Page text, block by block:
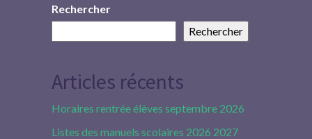
Rechercher
Rechercher
Articles récents
Horaires rentrée élèves septembre 2026
Listes des manuels scolaires 2026 2027